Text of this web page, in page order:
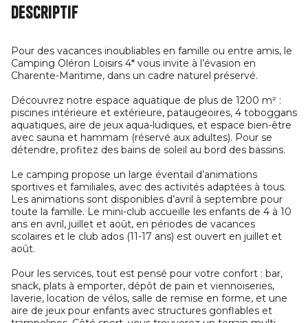
Descriptif
Pour des vacances inoubliables en famille ou entre amis, le
Camping Oléron Loisirs 4* vous invite à l’évasion en
Charente-Maritime, dans un cadre naturel préservé.
Découvrez notre espace aquatique de plus de 1200 m² :
piscines intérieure et extérieure, pataugeoires, 4 toboggans
aquatiques, aire de jeux aqua-ludiques, et espace bien-être
avec sauna et hammam (réservé aux adultes). Pour se
détendre, profitez des bains de soleil au bord des bassins.
Le camping propose un large éventail d’animations
sportives et familiales, avec des activités adaptées à tous.
Les animations sont disponibles d’avril à septembre pour
toute la famille. Le mini-club accueille les enfants de 4 à 10
ans en avril, juillet et août, en périodes de vacances
scolaires et le club ados (11-17 ans) est ouvert en juillet et
août.
Pour les services, tout est pensé pour votre confort : bar,
snack, plats à emporter, dépôt de pain et viennoiseries,
laverie, location de vélos, salle de remise en forme, et une
aire de jeux pour enfants avec structures gonflables et